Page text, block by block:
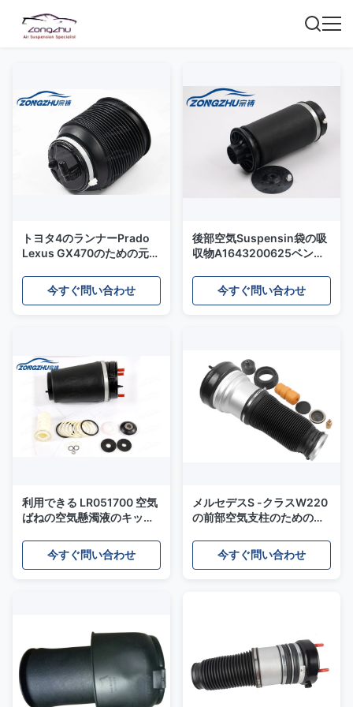
トヨタ4のランナーPrado
Lexus GX470のための元の
ね
今すぐ問い合わせ
後部空気Suspensin袋の吸
収物A1643200625ベンツ
今すぐ問い合わせ
利用できる LR051700 空気
ばねの空気懸濁液のキット
今すぐ問い合わせ
メルセデスS -クラスW220
の前部空気支柱のための
声袋
今すぐ問い合わせ